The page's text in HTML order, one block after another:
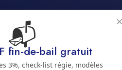
de cuves et citernes
Bienne
📬
fin-de-bail gratuit
3%, check-list régie, modèles